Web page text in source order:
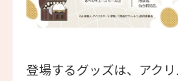
登場するグッズは、アク